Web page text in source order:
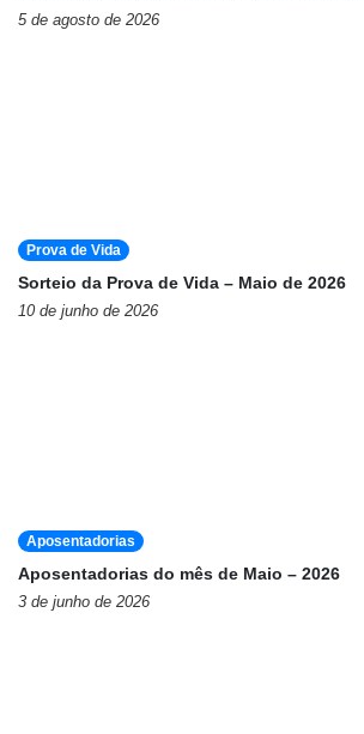
5 de agosto de 2026
Prova de Vida
Sorteio da Prova de Vida – Maio de 2026
10 de junho de 2026
Aposentadorias
Aposentadorias do mês de Maio – 2026
3 de junho de 2026